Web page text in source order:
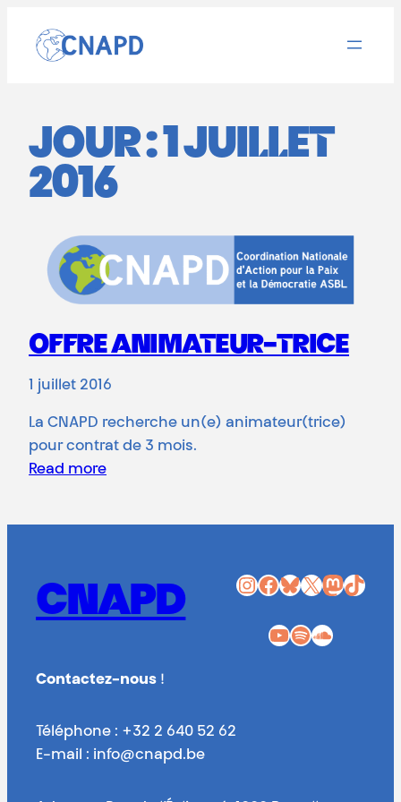
contenu
JOUR :1 JUILLET
2016
OFFRE ANIMATEUR-TRICE
1 juillet 2016
La CNAPD recherche un(e) animateur(trice)
pour contrat de 3 mois.
Read more
CNAPD InstagramFacebook Bluesky X Mastodon TikTok
YouTube Spotify SoundCloud
Contactez-nous !
Téléphone : +32 2 640 52 62
E-mail : info@cnapd.be